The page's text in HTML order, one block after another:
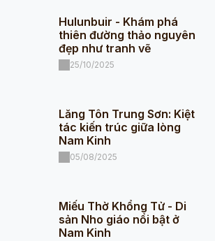
Hulunbuir - Khám phá
thiên đường thảo nguyên
đẹp như tranh vẽ
25/10/2025
Lăng Tôn Trung Sơn: Kiệt
tác kiến trúc giữa lòng
Nam Kinh
05/08/2025
Miếu Thờ Khổng Tử - Di
sản Nho giáo nổi bật ở
Nam Kinh